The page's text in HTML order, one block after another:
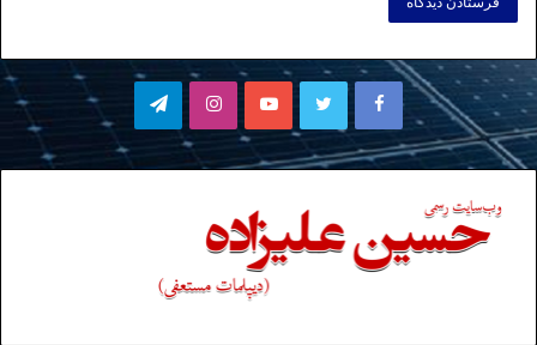
فیسبوک توییتر یوتیوباینستاگرامتلگرام